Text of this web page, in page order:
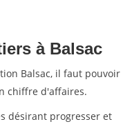
à Balsac
Balsac, il faut pouvoir
chiffre d'affaires.
désirant progresser et